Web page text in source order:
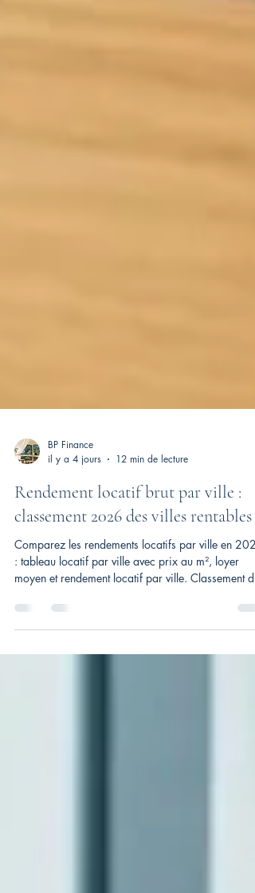
il y a 4 jours
12 min de lecture
Rendement locatif brut par ville :
classement 2026 des villes rentables
Comparez les rendements locatifs par ville en
moyen et rendement locatif par ville. Classement
villes les plus rentables de France, des rendements